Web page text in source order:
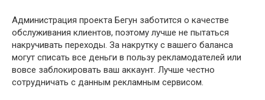
Администрация проекта Бегун заботится о качестве
обслуживания клиентов, поэтому лучше не пытаться
накручивать переходы. За накрутку с вашего баланса
могут списать все деньги в пользу рекламодателей или
вовсе заблокировать ваш аккаунт. Лучше честно
сотрудничать с данным рекламным сервисом.